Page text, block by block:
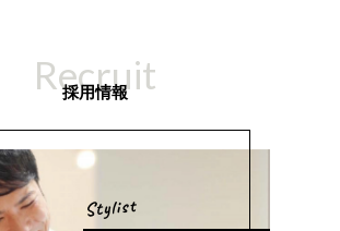
Recruit
採用情報